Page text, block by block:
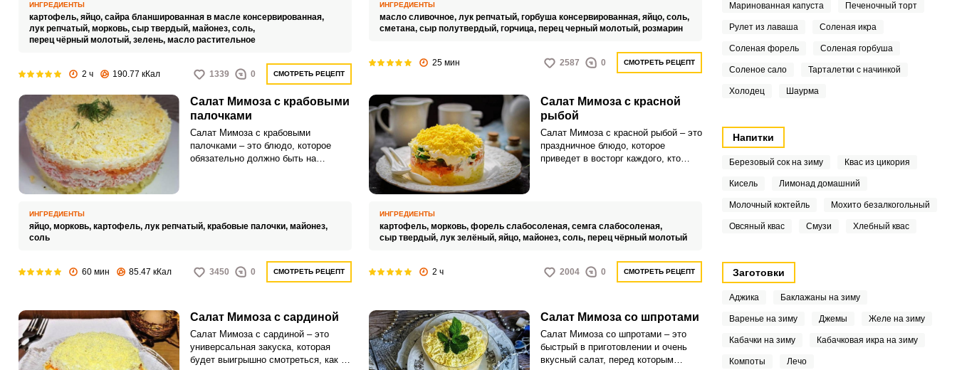
внешнему сходству с мимозой,
цветком, который растет на юге
России и имеет ярко-желтую
свежие и качественные
ингредиенты.
ИНГРЕДИЕНТЫ
картофель, яйцо, сайра бланшированная в масле консервированная,
лук репчатый, морковь, сыр твердый, майонез, соль,
перец чёрный молотый, зелень, масло растительное
2 ч 190.77 кКал 1339 0 СМОТРЕТЬ РЕЦЕПТ
филе в подсоленной воде до полной
готовности, но не переваривайте его,
сочным.Вместо куриного филе
можно использовать куриное бедро.
ИНГРЕДИЕНТЫ
масло сливочное, лук репчатый, горбуша консервированная, яйцо, соль,
сметана, сыр полутвердый, горчица, перец черный молотый, розмарин
25 мин 2587 0 СМОТРЕТЬ РЕЦЕПТ
Салат Мимоза с крабовыми
палочками
Салат Мимоза с крабовыми
палочками – это блюдо, которое
обязательно должно быть на
ароматов, которое придется по
ИНГРЕДИЕНТЫ
яйцо, морковь, картофель, лук репчатый, крабовые палочки, майонез,
соль
60 мин 85.47 кКал 3450 0 СМОТРЕТЬ РЕЦЕПТ
Салат Мимоза с красной
рыбой
Салат Мимоза с красной рыбой – это
праздничное блюдо, которое
приведет в восторг каждого, кто
оставит тяжести в желудке.
ИНГРЕДИЕНТЫ
картофель, морковь, форель слабосоленая, семга слабосоленая,
сыр твердый, лук зелёный, яйцо, майонез, соль, перец чёрный молотый
2 ч 2004 0 СМОТРЕТЬ РЕЦЕПТ
Салат Мимоза с сардиной
Салат Мимоза с сардиной – это
универсальная закуска, которая
будет выигрышно смотреться, как на
Салат Мимоза со шпротами
Салат Мимоза со шпротами – это
быстрый в приготовлении и очень
вкусный салат, перед которым
Маринованная капуста Печеночный торт
Рулет из лаваша Соленая икра
Соленая форель Соленая горбуша
Соленое сало Тарталетки с начинкой
Холодец Шаурма
Напитки
Березовый сок на зиму Квас из цикория
Кисель Лимонад домашний
Молочный коктейль Мохито безалкогольный
Овсяный квас Смузи Хлебный квас
Заготовки
Аджика Баклажаны на зиму
Варенье на зиму Джемы Желе на зиму
Кабачки на зиму Кабачковая икра на зиму
Компоты Лечо
ВХОД